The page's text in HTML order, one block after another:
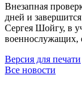
Внезапная
дней и
Сергея Шойгу, в
военнослужащих,
Версия для печати
Все новости